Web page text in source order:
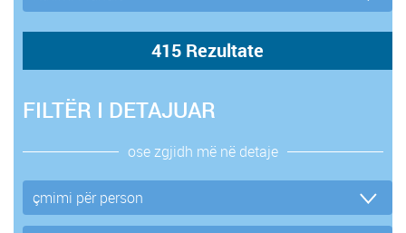
FILTËR I DETAJUAR
ose zgjidh më në detaje